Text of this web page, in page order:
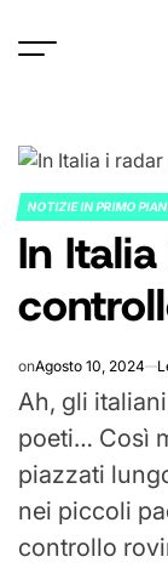
POSTED
IN
NOTIZIE IN PRIMO
In
onAgosto 10, 2024
Ah, gli
poeti… Così
piazzati
nei piccoli
controllo